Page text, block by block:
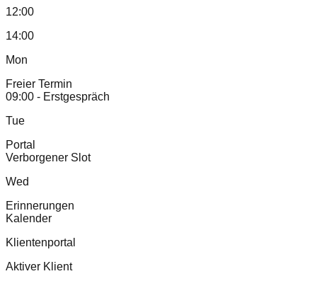
12:00
14:00
Mon
Freier Termin
09:00 - Erstgespräch
Tue
Portal
Verborgener Slot
Wed
Erinnerungen
Kalender
Klientenportal
Aktiver Klient